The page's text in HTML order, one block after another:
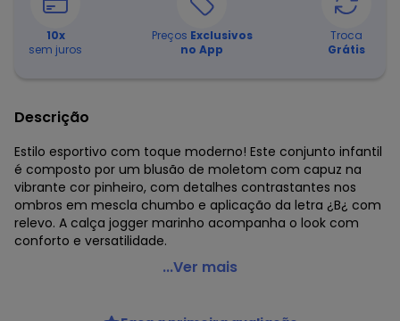
10x
sem juros
Preços Exclusivos
no App
Troca
Grátis
Descrição
Estilo esportivo com toque moderno! Este conjunto infantil
é composto por um blusão de moletom com capuz na
vibrante cor pinheiro, com detalhes contrastantes nos
ombros em mescla chumbo e aplicação da letra ¿B¿ com
relevo. A calça jogger marinho acompanha o look com
conforto e versatilidade.
Pulla Bulla - Conjunto Infantil Menino Moletom Verde
Comprimento da Manga: Longa
...Ver mais